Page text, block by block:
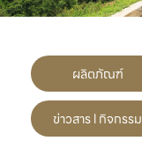
ผลิตภัณฑ์
ข่าวสาร l กิจกรรม